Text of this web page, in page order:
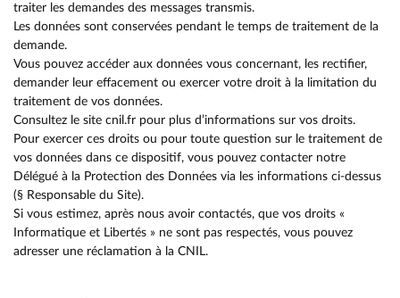
traiter les demandes des messages transmis.
Les données sont conservées pendant le temps de traitement de la
demande.
Vous pouvez accéder aux données vous concernant, les rectifier,
demander leur effacement ou exercer votre droit à la limitation du
traitement de vos données.
Consultez le site cnil.fr pour plus d’informations sur vos droits.
Pour exercer ces droits ou pour toute question sur le traitement de
vos données dans ce dispositif, vous pouvez contacter notre
Délégué à la Protection des Données via les informations ci-dessus
(§ Responsable du Site).
Si vous estimez, après nous avoir contactés, que vos droits «
Informatique et Libertés » ne sont pas respectés, vous pouvez
adresser une réclamation à la CNIL.